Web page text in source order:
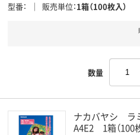
型番 販売単位 1箱（100枚入）
数量
ナカバヤシ ラ
A4E2 1箱（100